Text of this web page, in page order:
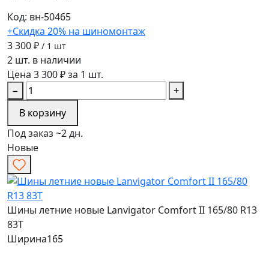
Код: вн-50465
+Скидка 20% на шиномонтаж
3 300 ₽ / 1 шт
2 шт. в наличии
Цена 3 300 ₽ за 1 шт.
−
+
В корзину
Под заказ ~2 дн.
Новые
Шины летние новые Lanvigator Comfort II 165/80 R13
83T
Ширина165